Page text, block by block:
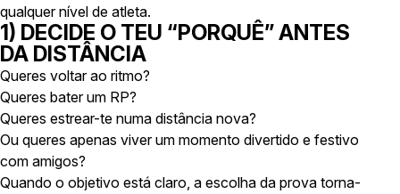
qualquer nível de atleta.
1) DECIDE O TEU “PORQUÊ” ANTES
DA DISTÂNCIA
Queres voltar ao ritmo?
Queres bater um RP?
Queres estrear-te numa distância nova?
Ou queres apenas viver um momento divertido e festivo
com amigos?
Quando o objetivo está claro, a escolha da prova torna-